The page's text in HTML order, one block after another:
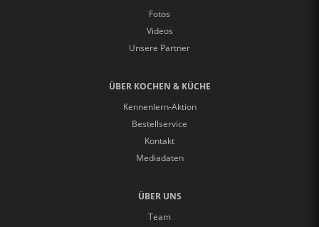
Fotos
Videos
Unsere Partner
ÜBER KOCHEN & KÜCHE
Kennenlern-Aktion
Bestellservice
Kontakt
Mediadaten
ÜBER UNS
Team